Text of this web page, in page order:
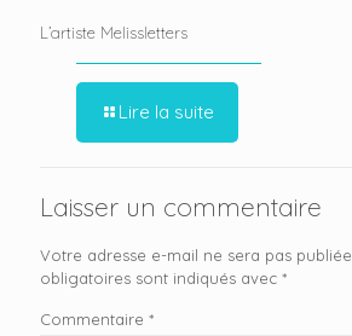
L’artiste Melissletters
Lire la suite
Laisser un commentaire
Votre adresse e-mail ne sera pas publiée.
obligatoires sont indiqués avec *
Commentaire *